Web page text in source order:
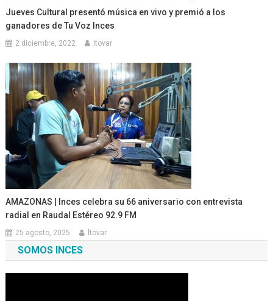
Jueves Cultural presentó música en vivo y premió a los
ganadores de Tu Voz Inces
2 diciembre, 2022 ltovar
‎AMAZONAS | Inces celebra su 66 aniversario con entrevista
radial en Raudal Estéreo 92.9 FM
25 agosto, 2025 ltovar
SOMOS INCES